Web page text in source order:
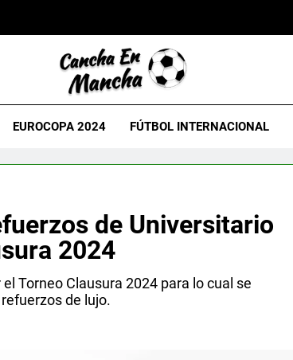
EUROCOPA 2024 FÚTBOL INTERNACIONAL
de Universitario
2024
Torneo Clausura 2024 para lo cual se
de lujo.